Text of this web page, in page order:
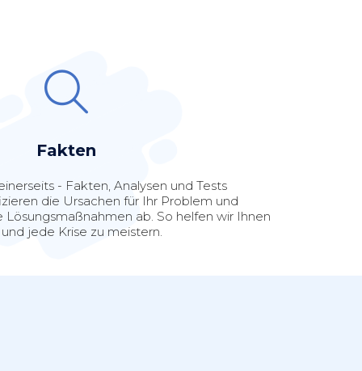
Fakten
- Fakten, Analysen und Tests
die Ursachen für Ihr Problem und
Lösungsmaßnahmen ab. So helfen wir Ihnen
jede Krise zu meistern.